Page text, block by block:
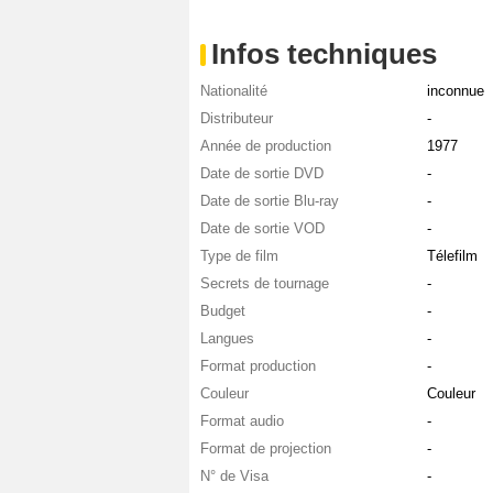
Infos techniques
Nationalité
inconnue
Distributeur
-
Année de production
1977
Date de sortie DVD
-
Date de sortie Blu-ray
-
Date de sortie VOD
-
Type de film
Télefilm
Secrets de tournage
-
Budget
-
Langues
-
Format production
-
Couleur
Couleur
Format audio
-
Format de projection
-
N° de Visa
-